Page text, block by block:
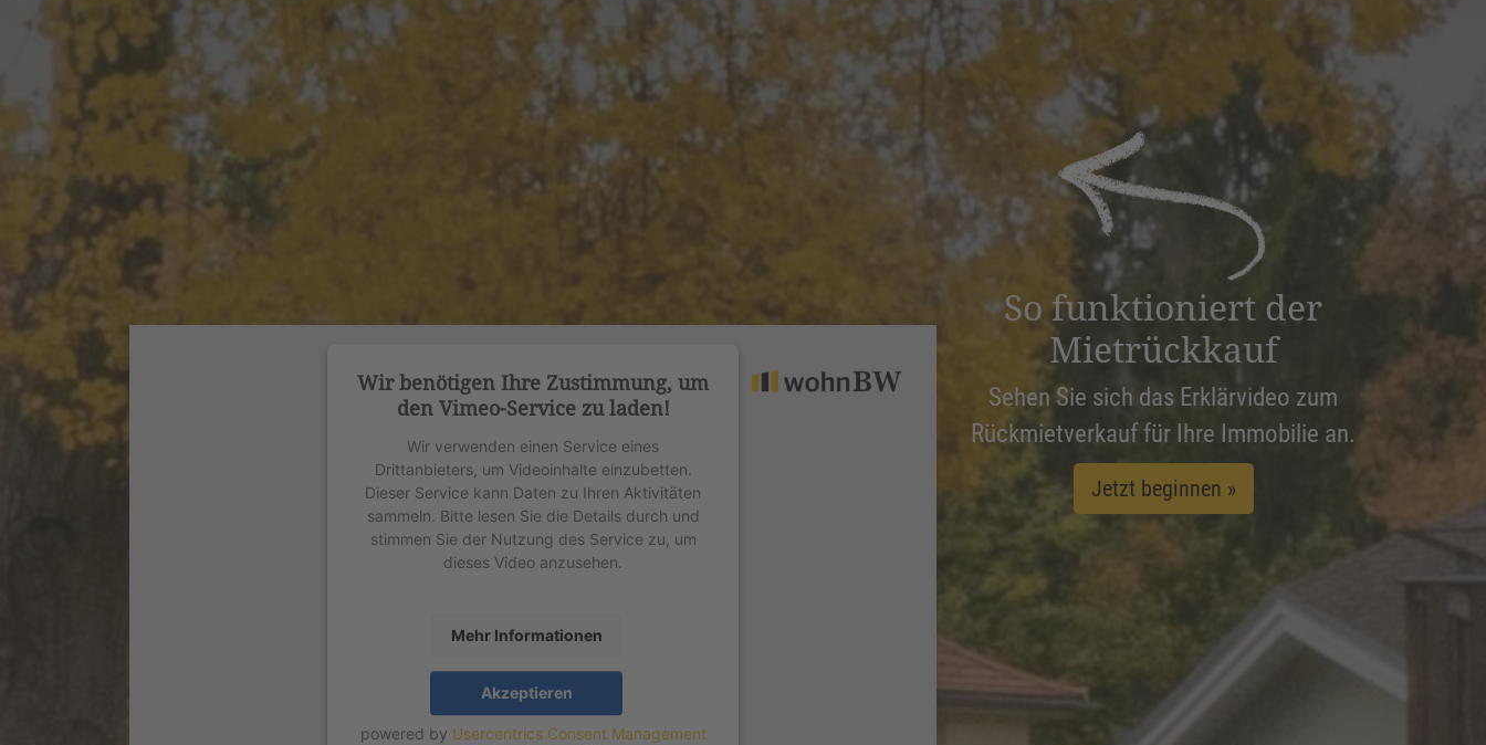
Wir benötigen Ihre Zustimmung, um
den Vimeo-Service zu laden!
Wir verwenden einen Service eines
Drittanbieters, um Videoinhalte einzubetten.
Dieser Service kann Daten zu Ihren Aktivitäten
sammeln. Bitte lesen Sie die Details durch und
stimmen Sie der Nutzung des Service zu, um
dieses Video anzusehen.
Mehr Informationen
Akzeptieren
powered by Usercentrics Consent Management
So funktioniert der
Mietrückkauf
Sehen Sie sich das Erklärvideo zum
Rückmietverkauf für Ihre Immobilie an.
Jetzt beginnen »